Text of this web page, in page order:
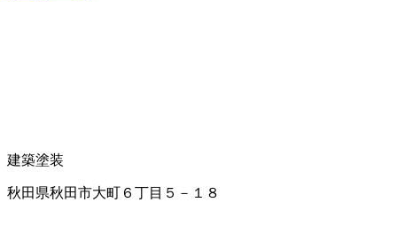
建築塗装
秋田県秋田市大町６丁目５－１８